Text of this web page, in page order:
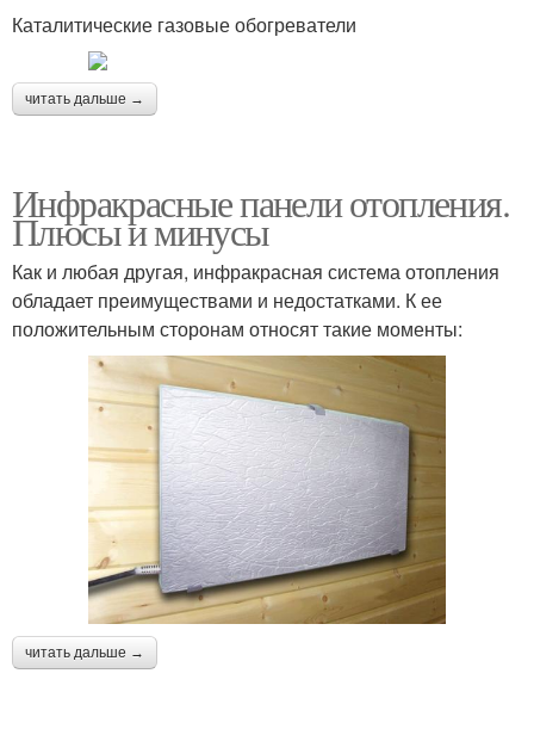
Каталитические газовые обогреватели
читать дальше →
Инфракрасные панели отопления.
Плюсы и минусы
Как и любая другая, инфракрасная система отопления
обладает преимуществами и недостатками. К ее
положительным сторонам относят такие моменты:
читать дальше →